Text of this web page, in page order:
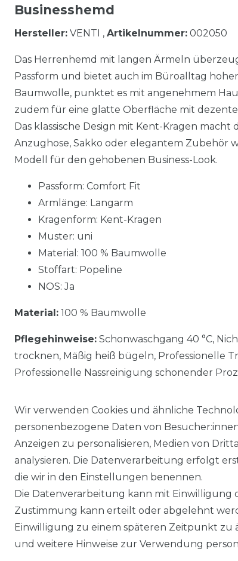
Businesshemd
Hersteller: VENTI , Artikelnummer: 002050
Das Herrenhemd mit langen Ärmeln
Passform und bietet auch im Büroalltag
Baumwolle, punktet es mit angenehmem
zudem für eine glatte Oberfläche mit
Das klassische Design mit Kent-Kragen
Anzughose, Sakko oder elegantem Zubehör
Modell für den gehobenen Business-Look.
Passform: Comfort Fit
Armlänge: Langarm
Kragenform: Kent-Kragen
Muster: uni
Material: 100 % Baumwolle
Stoffart: Popeline
NOS: Ja
Material: 100 % Baumwolle
Pflegehinweise: Schonwaschgang 40 °C,
trocknen, Mäßig heiß bügeln, Professionelle
Professionelle Nassreinigung schonender
Impressum
Wir verwenden Cookies und ähnliche
personenbezogene Daten von
Anzeigen zu personalisieren, Medien von
analysieren. Die Datenverarbeitung erfolgt
die wir in den Einstellungen benennen.
Die Datenverarbeitung kann mit Einwilligung
Zustimmung kann erteilt oder abgelehnt
Einwilligung zu einem späteren Zeitpunkt zu
und weitere Hinweise zur Verwendung